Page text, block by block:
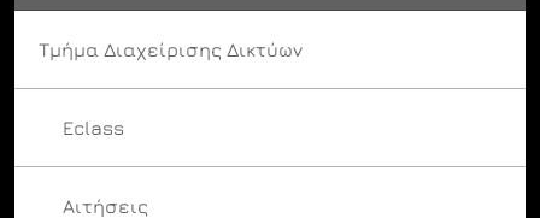
Τμήμα Διαχείρισης Δικτύων
Eclass
Αιτήσεις